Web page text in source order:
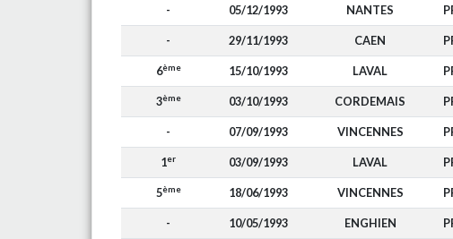
- 05/12/1993 NANTES
- 29/11/1993 CAEN
6ème 15/10/1993 LAVAL
3ème 03/10/1993 CORDEMAIS
- 07/09/1993 VINCENNES
1er 03/09/1993 LAVAL
5ème 18/06/1993 VINCENNES
- 10/05/1993 ENGHIEN